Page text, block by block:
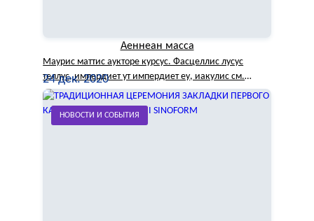
Аеннеан масса
Маурис маттис аукторе курсус. Фасцеллис лусус
теллус, импердиет ут импердиет еу, иакулис см.
Донек вехикула
24 дек. 2020
НОВОСТИ И СОБЫТИЯ